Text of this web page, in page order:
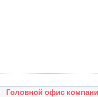
Головной офис